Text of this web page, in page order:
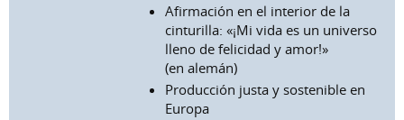
Afirmación en el interior de la
cinturilla: «¡Mi vida es un universo
lleno de felicidad y amor!»
(en alemán)
Producción justa y sostenible en
Europa